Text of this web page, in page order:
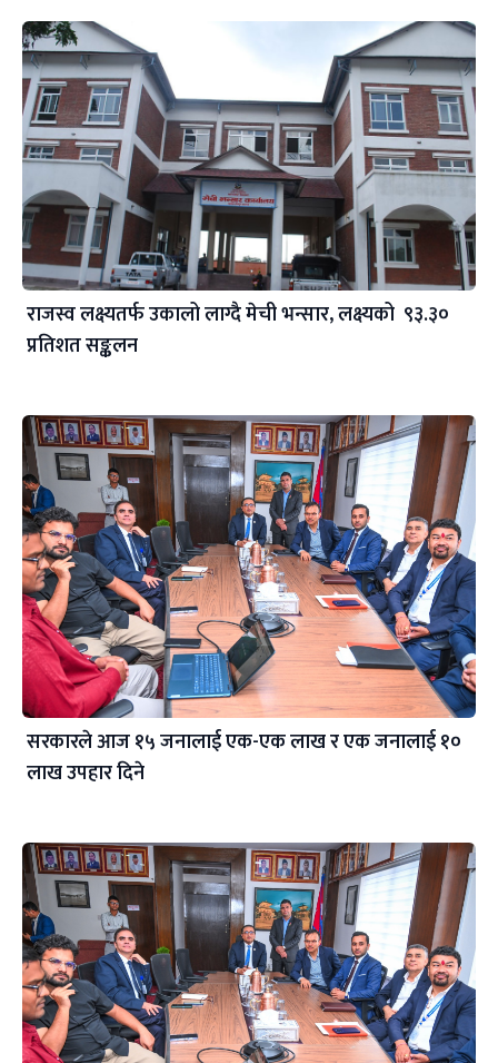
राजस्व लक्ष्यतर्फ उकालो लाग्दै मेची भन्सार, लक्ष्यको ९३.३०
प्रतिशत सङ्कलन
सरकारले आज १५ जनालाई एक-एक लाख र एक जनालाई १०
लाख उपहार दिने